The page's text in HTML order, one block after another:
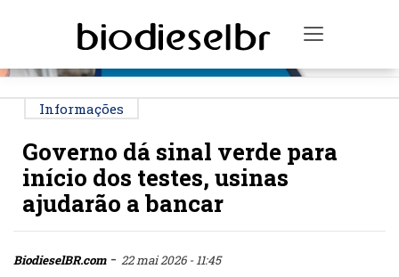
Toggle
Informações
Governo dá sinal verde para
início dos testes, usinas
ajudarão a bancar
BiodieselBR.com- 22 mai 2026 - 11:45